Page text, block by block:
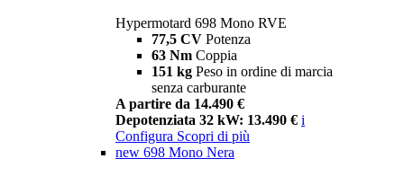
Hypermotard 698 Mono RVE
77,5 CV Potenza
63 Nm Coppia
151 kg Peso in ordine di marcia
senza carburante
A partire da 14.490 €
Depotenziata 32 kW: 13.490 € i
Configura Scopri di più
new 698 Mono Nera